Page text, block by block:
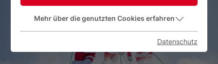
Mehr über die genutzten Cookies erfahren
Datenschutz